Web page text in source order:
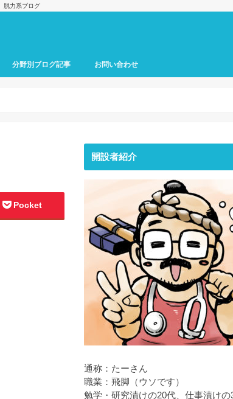
脱力系ブログ
分野別ブログ記事 お問い合わせ
Pocket
開設者紹介
通称：たーさん
職業：飛脚（ウソです）
勉学・研究漬けの20代、仕事漬けの